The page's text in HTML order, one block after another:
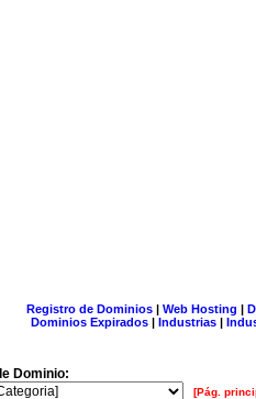
Registro de Dominios| Web Hosting |
Dominios Expirados | Industrias |
Dominio:
[Pág.